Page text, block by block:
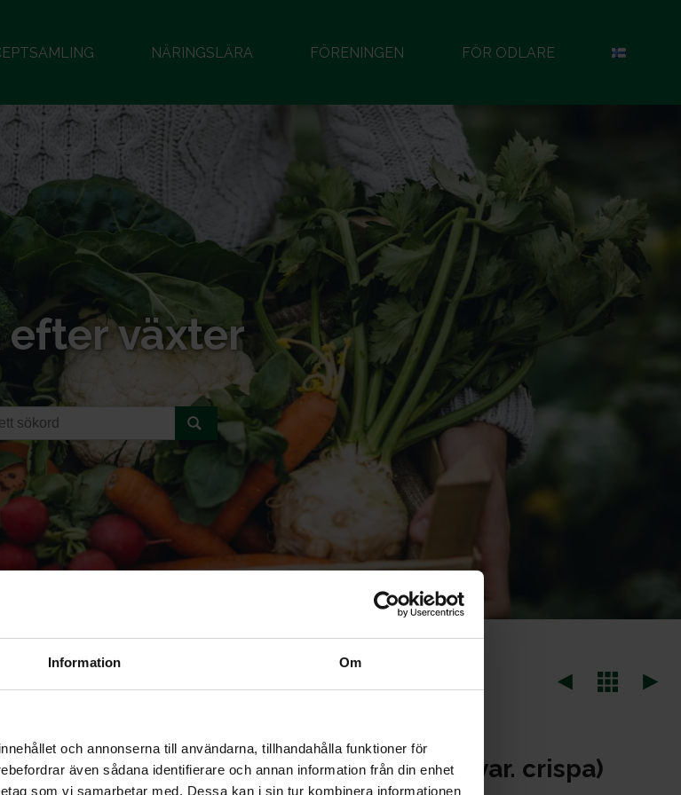
Information Om
och annonserna till användarna, tillhandahålla funktioner för
även sådana identifierare och annan information från din enhet
som vi samarbetar med. Dessa kan i sin tur kombinera informationen
NÄRINGSLÄRA FÖRENINGEN FÖR ODLARE
efter växter
(Lactuca sativa var. crispa)